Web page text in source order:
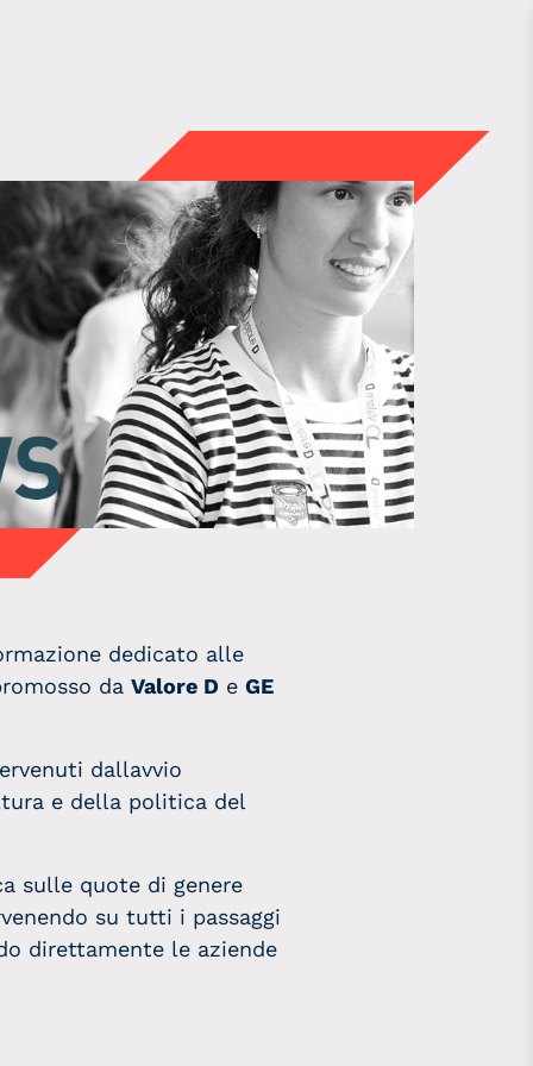
dedicato alle
da Valore D e GE
dallavvio
e della politica del
sulle quote di genere
su tutti i passaggi
direttamente le aziende